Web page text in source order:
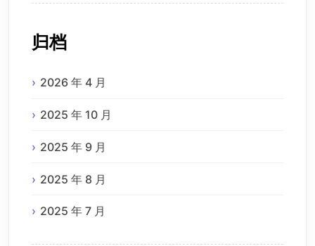
归档
2026 年 4 月
2025 年 10 月
2025 年 9 月
2025 年 8 月
2025 年 7 月